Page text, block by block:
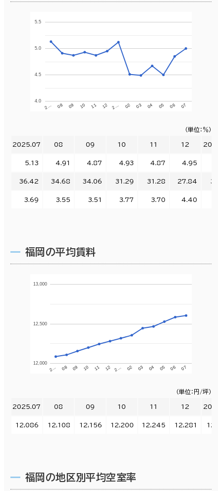
2… 08 09 10 11 12 2… 02 03 04 05 06 07
4.0
4.5
5.0
5.5
（単位：％）
2025.07 08 09 10 11 12
5.13 4.91 4.87 4.93 4.87 4.95
36.42 34.68 34.06 31.29 31.28 27.84
3.69 3.55 3.51 3.77 3.70 4.40
福岡の平均賃料
2… 08 09 10 11 12 2… 02 03 04 05 06 07
12,000
12,500
13,000
（単位：円/坪）
2025.07 08 09 10 11 12
12,086 12,108 12,156 12,200 12,245 12,281
福岡の地区別平均空室率